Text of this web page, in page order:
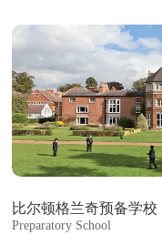
比尔顿格兰奇预备学校
Preparatory School